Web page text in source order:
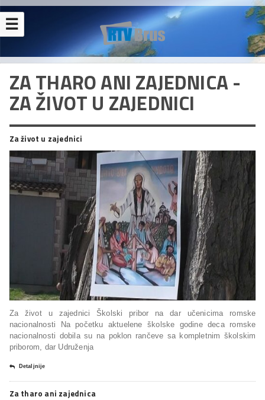
☰
ZA THARO ANI ZAJEDNICA -
ZA ŽIVOT U ZAJEDNICI
Za život u zajednici
Za život u zajednici Školski pribor na dar učenicima romske
nacionalnosti Na početku aktuelene školske godine deca romske
nacionalnosti dobila su na poklon rančeve sa kompletnim školskim
priborom, dar Udruženja
Detaljnije
Za tharo ani zajednica